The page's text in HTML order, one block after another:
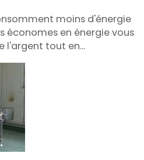
moins d'énergie
économes en énergie vous
l'argent tout en...